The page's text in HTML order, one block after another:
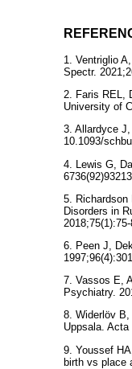
1. Ventriglio
Spectr.
2. Faris REL,
University of
3. Allardyce
10.1093/
4. Lewis G,
5.
Disorders in
6. Peen J,
7. Vassos E,
Psychiatry.
8. Widerlöv
Uppsala.
9. Youssef
birth vs place